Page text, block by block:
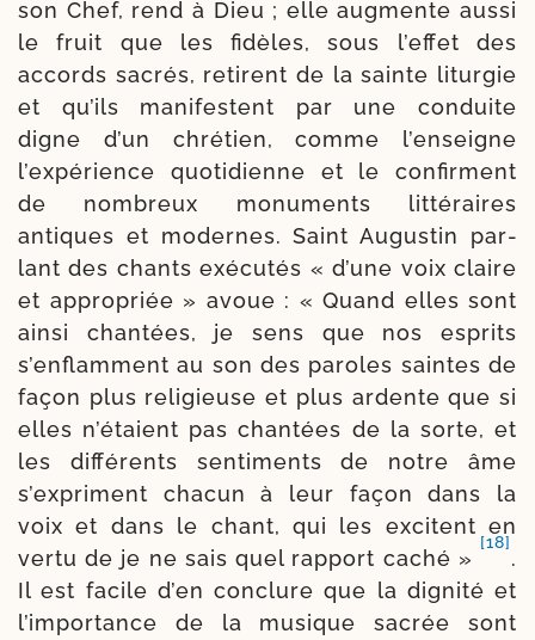
son Chef, rend à Dieu ; elle aug­mente aus­si
le fruit que les fidèles, sous l’effet des
accords sacrés, retirent de la sainte litur­gie
et qu’ils mani­festent par une conduite
digne d’un chré­tien, comme l’enseigne
l’expérience quo­ti­dienne et le confirment
de nom­breux monu­ments lit­té­raires
antiques et modernes. Saint Augustin par­
lant des chants exé­cu­tés « d’une voix claire
et appro­priée » avoue : « Quand elles sont
ain­si chan­tées, je sens que nos esprits
s’enflamment au son des paroles saintes de
façon plus reli­gieuse et plus ardente que si
elles n’étaient pas chan­tées de la sorte, et
les dif­fé­rents sen­ti­ments de notre âme
s’expriment cha­cun à leur façon dans la
voix et dans le chant, qui les excitent en
ver­tu de je ne sais quel rap­port caché »
[18]
.
Il est facile d’en conclure que la digni­té et
l’importance de la musique sacrée sont